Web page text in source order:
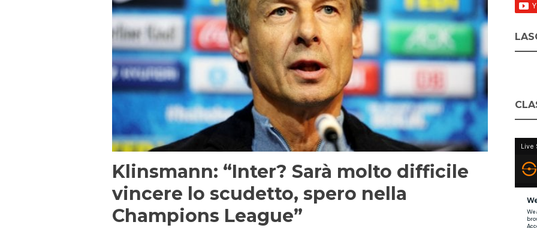
Klinsmann: “Inter? Sarà molto difficile
vincere lo scudetto, spero nella
Champions League”